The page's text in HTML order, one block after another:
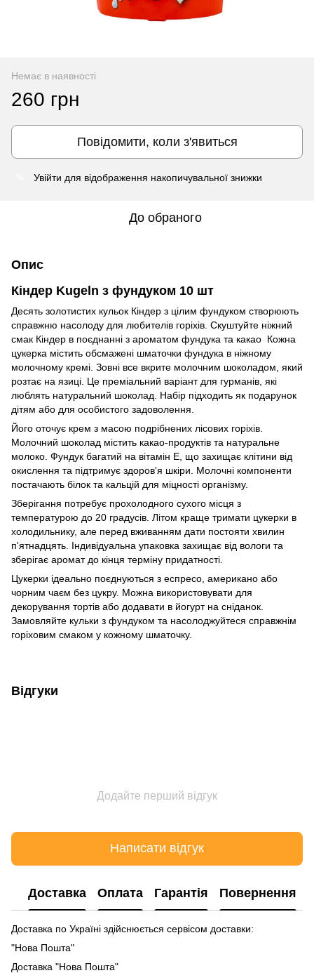
Немає в наявності
260 грн
Повідомити, коли з'явиться
Увійти для відображення накопичувальної знижки
До обраного
Опис
Кіндер Kugeln з фундуком 10 шт
Десять золотистих кульок Кіндер з цілим фундуком створюють
справжню насолоду для любителів горіхів. Скуштуйте ніжний
смак Кіндер в поєднанні з ароматом фундука та какао Кожна
цукерка містить обсмажені шматочки фундука в ніжному
молочному кремі. Зовні все вкрите молочним шоколадом, який
розтає на язиці. Це преміальний варіант для гурманів, які
люблять натуральний шоколад. Набір підходить як подарунок
дітям або для особистого задоволення.
Його оточує крем з масою подрібнених лісових горіхів.
Молочний шоколад містить какао-продуктів та натуральне
молоко. Фундук багатий на вітамін Е, що захищає клітини від
окислення та підтримує здоров'я шкіри. Молочні компоненти
постачають білок та кальцій для міцності організму.
Зберігання потребує прохолодного сухого місця з
температурою до 20 градусів. Літом краще тримати цукерки в
холодильнику, але перед вживанням дати постояти хвилин
п'ятнадцять. Індивідуальна упаковка захищає від вологи та
зберігає аромат до кінця терміну придатності.
Цукерки ідеально поєднуються з еспресо, американо або
чорним чаєм без цукру. Можна використовувати для
декорування тортів або додавати в йогурт на сніданок.
Замовляйте кульки з фундуком та насолоджуйтеся справжнім
горіховим смаком у кожному шматочку.
Відгуки
Додайте перший відгук
Написати відгук
Доставка Оплата Гарантія Повернення
Доставка по Україні здійснюється сервісом доставки:
"Нова Пошта"
Доставка "Нова Пошта"